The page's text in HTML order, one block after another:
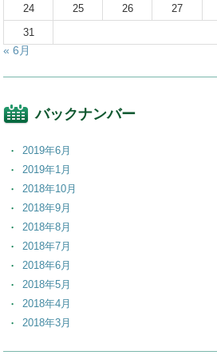
24
25 26 27
31
« 6月
バックナンバー
2019年6月
2019年1月
2018年10月
2018年9月
2018年8月
2018年7月
2018年6月
2018年5月
2018年4月
2018年3月